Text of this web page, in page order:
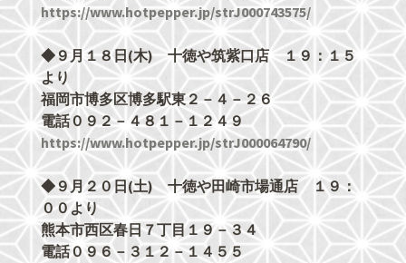
https://www.hotpepper.jp/strJ000743575/
◆９月１８日(木) 十徳や筑紫口店 １９：１５
より
福岡市博多区博多駅東２－４－２６
電話０９２－４８１－１２４９
https://www.hotpepper.jp/strJ000064790/
◆９月２０日(土) 十徳や田崎市場通店 １９：
００より
熊本市西区春日７丁目１９－３４
電話０９６－３１２－１４５５